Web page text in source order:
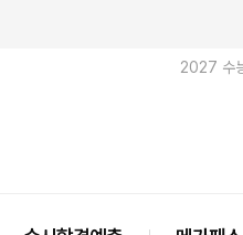
2027 수